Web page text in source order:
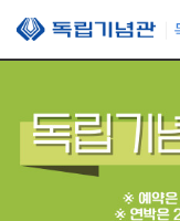
본문 바로가기